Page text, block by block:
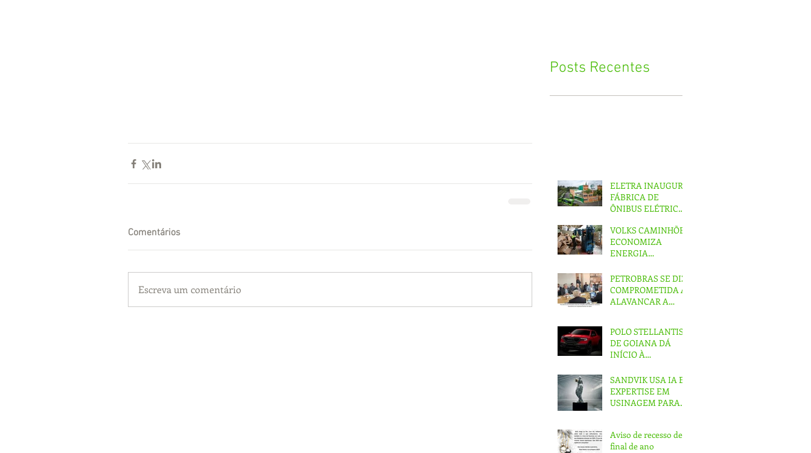
Comentários
Escreva um comentário
Posts Recentes
ELETRA INAUGURA
FÁBRICA DE
ÔNIBUS ELÉTRICOS
VOLKS CAMINHÕES
ECONOMIZA
ENERGIA
UM MÊS DE
PRODUÇÃO
PETROBRAS SE DIZ
COMPROMETIDA A
ALAVANCAR A
POLO STELLANTIS
DE GOIANA DÁ
INÍCIO À
PICAPE RAMPAGE
SANDVIK USA IA E
EXPERTISE EM
USINAGEM PARA
Aviso de recesso de
final de ano